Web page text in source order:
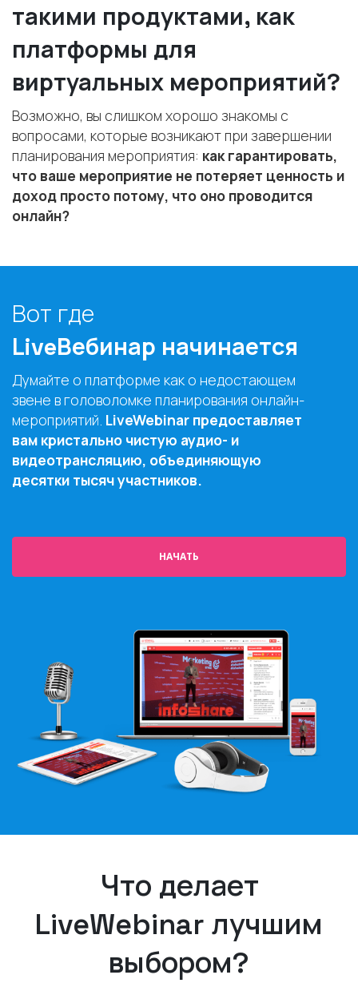
такими продуктами, как
платформы для
виртуальных мероприятий?
Возможно, вы слишком хорошо знакомы с
вопросами, которые возникают при завершении
планирования мероприятия: как гарантировать,
что ваше мероприятие не потеряет ценность и
доход просто потому, что оно проводится
онлайн?
Вот где
LiveВебинар начинается
Думайте о платформе как о недостающем
звене в головоломке планирования онлайн-
мероприятий. LiveWebinar предоставляет
вам кристально чистую аудио- и
видеотрансляцию, объединяющую
десятки тысяч участников.
НАЧАТЬ
Что делает
LiveWebinar лучшим
выбором?